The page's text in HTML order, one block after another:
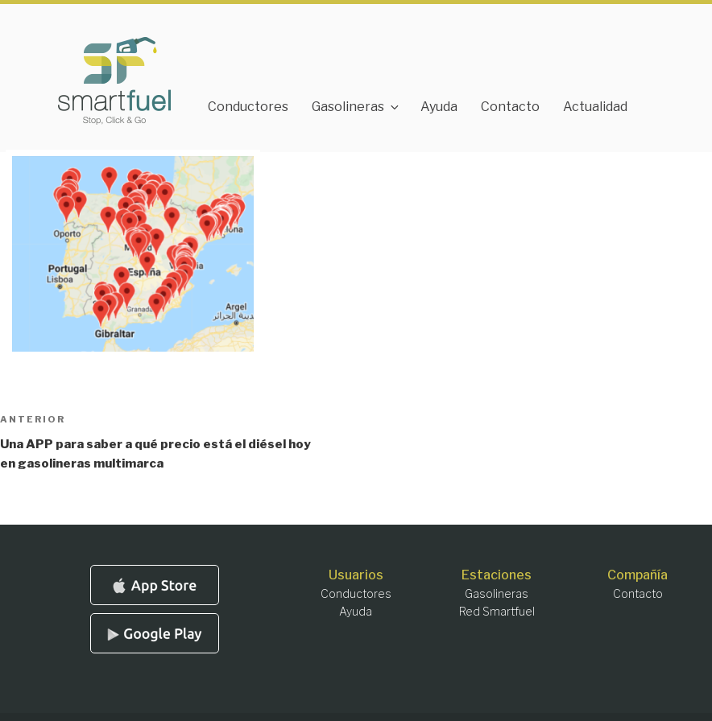
Conductores Gasolineras Ayuda Contacto Actualidad
Navegación
de
entradas
Entrada
anterior:
ANTERIOR
Una APP para saber a qué precio está el diésel hoy
en gasolineras multimarca
Usuarios
Conductores
Ayuda
Estaciones
Gasolineras
Red Smartfuel
Compañía
Contacto